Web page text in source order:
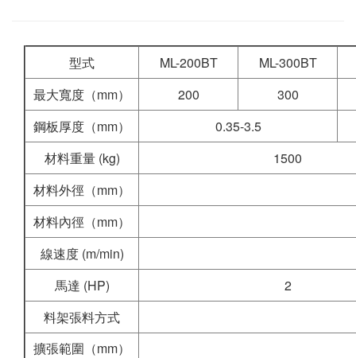
型式 ML-200BT
ML-300BT
最大寬度（mm）
200
300
鋼板厚度（mm）
0.35-3.5
材料重量 (kg)
1500
材料外徑（mm）
材料內徑（mm）
線速度 (m/min)
馬達 (HP)
2
料架張料方式
擴張範圍（mm）